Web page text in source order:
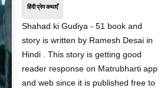
हिंदी प्रेम कथाएँ
Shahad ki Gudiya - 51 book and
story is written by Ramesh Desai in
Hindi . This story is getting good
reader response on Matrubharti app
and web since it is published free to